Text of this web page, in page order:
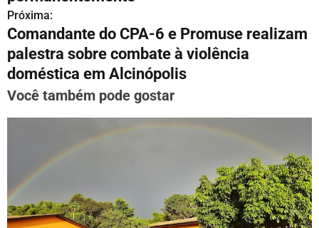
e
g
a
ç
d
e
Próxima:
Comandante do CPA-6 e Promuse realizam
palestra sobre combate à violência
doméstica em Alcinópolis
Você também pode gostar